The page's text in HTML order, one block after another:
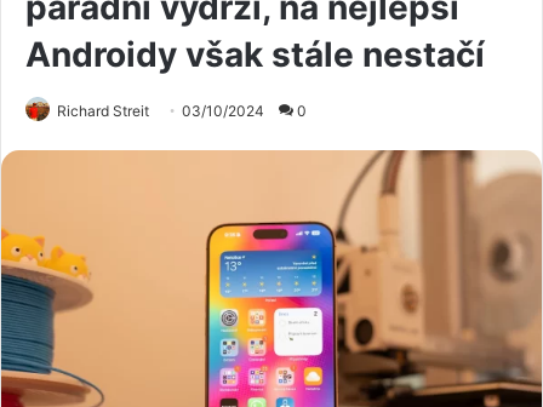
Androidy však stále nestačí
Richard Streit 03/10/2024 0